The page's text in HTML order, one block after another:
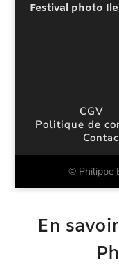
Festival photo
CGV
Politique de
© Philippe
En